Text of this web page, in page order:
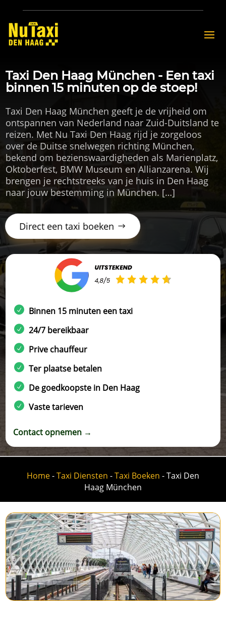
Taxi Den Haag München - Een taxi
binnen 15 minuten op de stoep!
Taxi Den Haag München geeft je de vrijheid om
ontspannen van Nederland naar Zuid-Duitsland te
reizen. Met Nu Taxi Den Haag rijd je zorgeloos
over de Duitse snelwegen richting München,
bekend om bezienswaardigheden als Marienplatz,
Oktoberfest, BMW Museum en Allianzarena. Wij
brengen je rechtstreeks van je huis in Den Haag
naar jouw bestemming in München. […]
Direct een taxi boeken
Binnen 15 minuten een taxi
24/7 bereikbaar
Prive chauffeur
Ter plaatse betalen
De goedkoopste in Den Haag
Vaste tarieven
Contact opnemen →
Home-Taxi Diensten -Taxi Boeken -Taxi Den
Haag München